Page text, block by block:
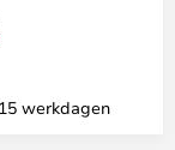
werkdagen